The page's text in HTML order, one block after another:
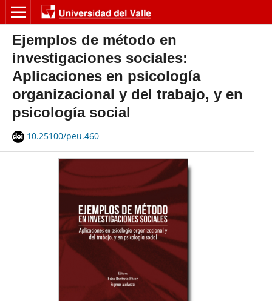
Ejemplos de método en
investigaciones sociales:
Aplicaciones en psicología
organizacional y del trabajo, y en
psicología social
10.25100/peu.460